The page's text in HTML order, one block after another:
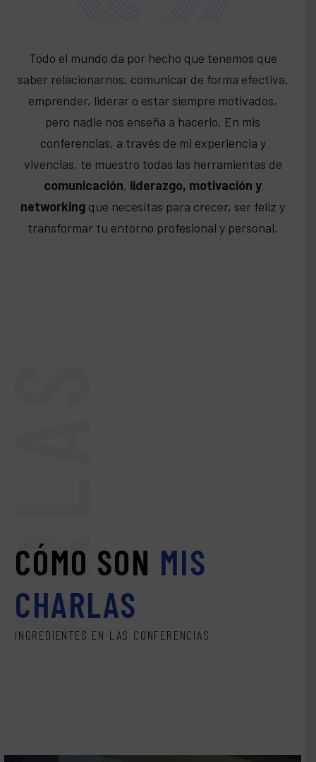
Todo el mundo da por hecho que tenemos que
saber relacionarnos, comunicar de forma efectiva,
emprender, liderar o estar siempre motivados,
pero nadie nos enseña a hacerlo. En mis
conferencias, a través de mi experiencia y
vivencias, te muestro todas las herramientas de
comunicación, liderazgo, motivación y
networking que necesitas para crecer, ser feliz y
transformar tu entorno profesional y personal.
CÓMO SON MIS
CHARLAS
INGREDIENTES EN LAS CONFERENCIAS